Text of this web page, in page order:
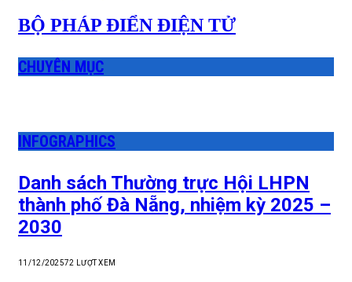
BỘ PHÁP ĐIỂN ĐIỆN TỬ
CHUYÊN MỤC
INFOGRAPHICS
Danh sách Thường trực Hội LHPN
thành phố Đà Nẵng, nhiệm kỳ 2025 –
2030
11/12/202572 LƯỢT XEM